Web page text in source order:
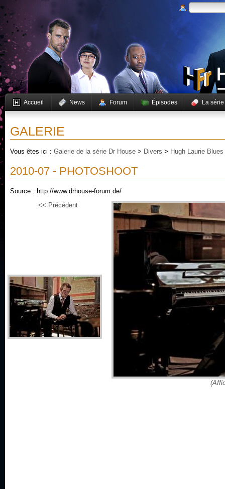
Accueil News Forum Épisodes La série
GALERIE
Vous êtes ici : Galerie de la série Dr House > Divers > Hugh Laurie Blues
2010-07 - PHOTOSHOOT
Source : http://www.drhouse-forum.de/
<< Précédent